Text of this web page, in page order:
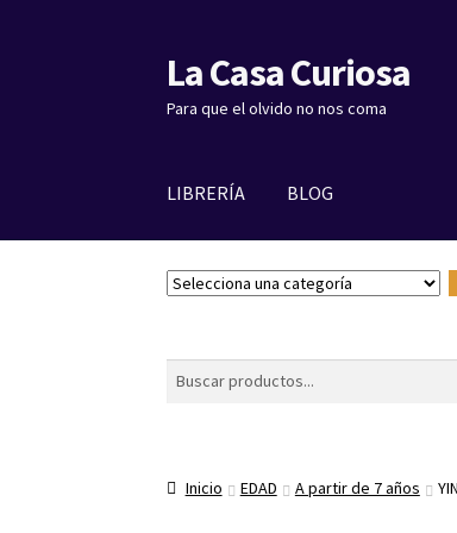
Ir
a
la
Ir
al
contenido
La Casa Curiosa
Para que el olvido no nos coma
LIBRERÍA BLOG
S
e
n
Buscar
Inicio EDAD A partir de 7 años